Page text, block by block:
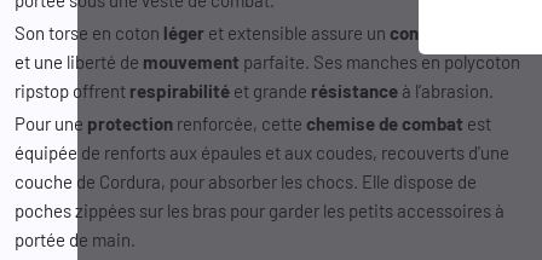
Son torse en coton léger et extensible assure un confort
et une liberté de mouvement parfaite. Ses manches en polycoton
ripstop offrent respirabilité et grande résistance à l’abrasion.
Pour une protection renforcée, cette chemisedecombat est
équipée de renforts aux épaules et aux coudes, recouverts d'une
couche de Cordura, pour absorber les chocs. Elle dispose de
poches zippées sur les bras pour garder les petits accessoires à
portée de main.